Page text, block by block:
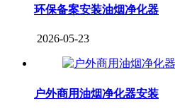
环保备案安装油烟净化器
2026-05-23
户外商用油烟净化器安装